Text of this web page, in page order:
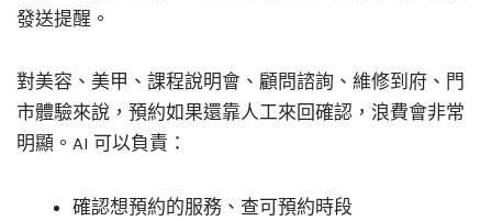
發送提醒。
對美容、美甲、課程說明會、顧問諮詢、維修到府、門
市體驗來說，預約如果還靠人工來回確認，浪費會非常
明顯。AI 可以負責：
確認想預約的服務、查可預約時段